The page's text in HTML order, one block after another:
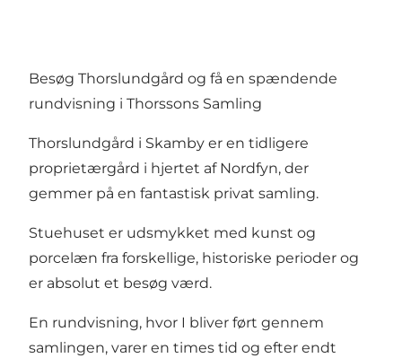
Besøg Thorslundgård og få en spændende
rundvisning i Thorssons Samling
Thorslundgård i Skamby er en tidligere
proprietærgård i hjertet af Nordfyn, der
gemmer på en fantastisk privat samling.
Stuehuset er udsmykket med kunst og
porcelæn fra forskellige, historiske perioder og
er absolut et besøg værd.
En rundvisning, hvor I bliver ført gennem
samlingen, varer en times tid og efter endt